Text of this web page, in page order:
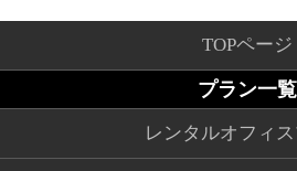
TOPページ
プラン一覧
レンタルオフィ